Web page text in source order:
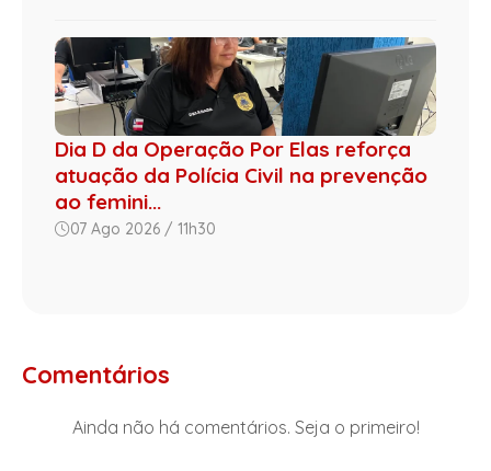
Dia D da Operação Por Elas reforça
atuação da Polícia Civil na prevenção
ao femini...
07 Ago 2026 / 11h30
Comentários
Ainda não há comentários. Seja o primeiro!